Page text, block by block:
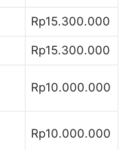
Rp15.300.000
Rp15.300.000
Rp10.000.000
Rp10.000.000